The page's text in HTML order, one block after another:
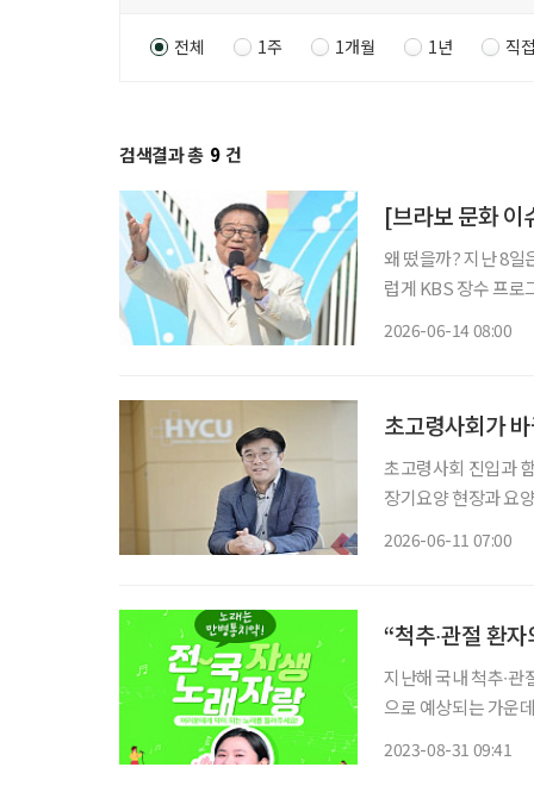
전체 1주 1개월 1년 직
검색결과 총 9 건
[브라보 문화 이
왜 떴을까? 지난 8일
럽게 KBS 장수 프로
2026-06-14 08:00
초고령사회가
초고령사회 진입과
장기요양 현장과 요
2026-06-11 07:00
“척추∙관절 환
지난해 국내 척추∙관
으로 예상되는 가운
2023-08-31 09:41